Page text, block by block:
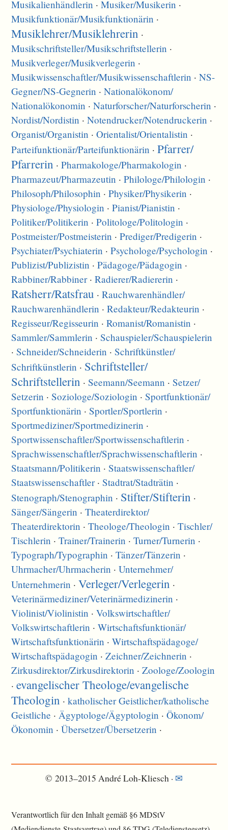
Musikalienhändlerin ·Musiker/Musikerin ·
Musikfunktionär/Musikfunktionärin ·
Musiklehrer/Musiklehrerin ·
Musikschriftsteller/Musikschriftstellerin ·
Musikverleger/Musikverlegerin ·
Musikwissenschaftler/Musikwissenschaftlerin ·NS-
Gegner/NS-Gegnerin ·Nationalökonom/
Nationalökonomin ·Naturforscher/Naturforscherin ·
Nordist/Nordistin ·Notendrucker/Notendruckerin ·
Organist/Organistin ·Orientalist/Orientalistin ·
Parteifunktionär/Parteifunktionärin ·Pfarrer/
Pfarrerin ·Pharmakologe/Pharmakologin ·
Pharmazeut/Pharmazeutin ·Philologe/Philologin ·
Philosoph/Philosophin ·Physiker/Physikerin ·
Physiologe/Physiologin ·Pianist/Pianistin ·
Politiker/Politikerin ·Politologe/Politologin ·
Postmeister/Postmeisterin ·Prediger/Predigerin ·
Psychiater/Psychiaterin ·Psychologe/Psychologin ·
Publizist/Publizistin ·Pädagoge/Pädagogin ·
Rabbiner/Rabbiner·Radierer/Radiererin ·
Ratsherr/Ratsfrau ·Rauchwarenhändler/
Rauchwarenhändlerin ·Redakteur/Redakteurin ·
Regisseur/Regisseurin ·Romanist/Romanistin ·
Sammler/Sammlerin ·Schauspieler/Schauspielerin
·Schneider/Schneiderin ·Schriftkünstler/
Schriftkünstlerin · Schriftsteller/
Schriftstellerin ·Seemann/Seemann ·Setzer/
Setzerin ·Soziologe/Soziologin ·Sportfunktionär/
Sportfunktionärin ·Sportler/Sportlerin ·
Sportmediziner/Sportmedizinerin ·
Sportwissenschaftler/Sportwissenschaftlerin ·
Sprachwissenschaftler/Sprachwissenschaftlerin ·
Staatsmann/Politikerin ·Staatswissenschaftler/
Staatswissenschaftler·Stadtrat/Stadträtin ·
Stenograph/Stenographin · Stifter/Stifterin ·
Sänger/Sängerin ·Theaterdirektor/
Theaterdirektorin ·Theologe/Theologin ·Tischler/
Tischlerin ·Trainer/Trainerin ·Turner/Turnerin ·
Typograph/Typographin ·Tänzer/Tänzerin ·
Uhrmacher/Uhrmacherin ·Unternehmer/
Unternehmerin ·Verleger/Verlegerin ·
Veterinärmediziner/Veterinärmedizinerin ·
Violinist/Violinistin ·Volkswirtschaftler/
Volkswirtschaftlerin ·Wirtschaftsfunktionär/
Wirtschaftsfunktionärin ·Wirtschaftspädagoge/
Wirtschaftspädagogin ·Zeichner/Zeichnerin ·
Zirkusdirektor/Zirkusdirektorin ·Zoologe/Zoologin
·evangelischer Theologe/evangelische
Theologin ·katholischer Geistlicher/katholische
Geistliche · Ägyptologe/Ägyptologin ·Ökonom/
Ökonomin ·Übersetzer/Übersetzerin ·
© 2013–2015 André Loh-Kliesch · ✉
Verantwortlich für den Inhalt gemäß §6 MDStV